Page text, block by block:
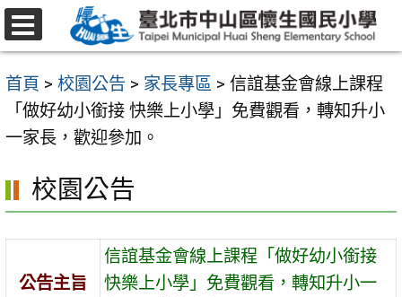
跳
至
要首頁 > 校園公告 > 家長專區 > 信誼基金會線上課程
「做好幼小銜接 快樂上小學」免費觀看，轉知升小
一家長，歡迎參加。
校園公告
公告主旨
信誼基金會線上課程「做好幼小銜接
快樂上小學」免費觀看，轉知升小一
選
單